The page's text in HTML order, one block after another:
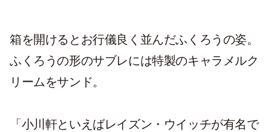
箱を開けるとお行儀良く並んだふくろうの姿。
ふくろうの形のサブレには特製のキャラメルク
リームをサンド。
「小川軒といえばレイズン・ウイッチが有名で